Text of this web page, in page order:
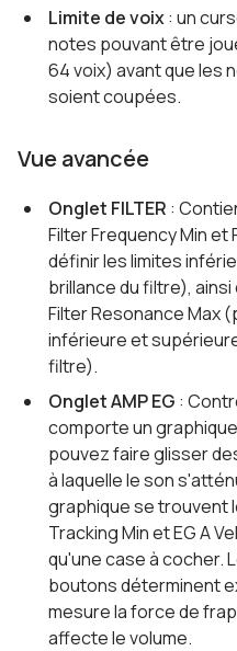
Limite de voix: un
notes pouvant être
64 voix) avant que les
soient coupées.
Vue avancée
Onglet FILTER :
Filter Frequency Min et
définir les limites
brillance du filtre),
Filter Resonance Max
inférieure et
filtre).
Onglet AMP EG :
comporte un
pouvez faire glisser
à laquelle le son
graphique se trouvent
Tracking Min et EG A
qu'une case à cocher.
boutons déterminent
mesure la force de
affecte le volume.